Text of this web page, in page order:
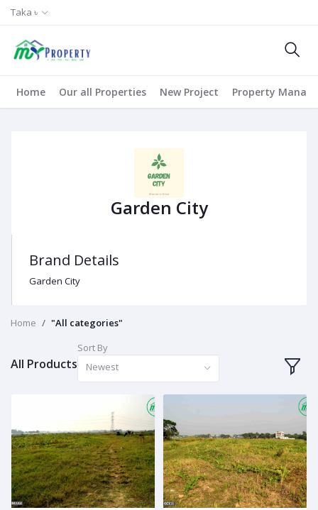
Taka ৳
Home Our all Properties New Project Property
Garden City
Brand Details
Garden City
Home "All categories"
All Products
Sort By
Newest